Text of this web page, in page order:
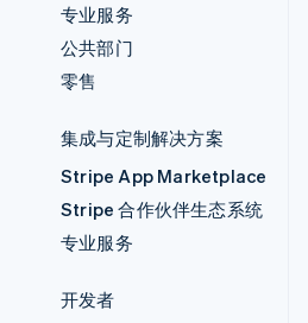
专业服务
公共部门
零售
集成与定制解决方案
Stripe App Marketplace
Stripe 合作伙伴生态系统
专业服务
开发者